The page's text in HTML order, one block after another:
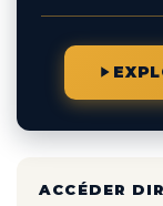
ACCÉDER